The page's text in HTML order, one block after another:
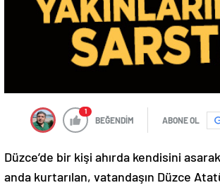
1
BEĞENDİM ABONE OL
Düzce’de bir kişi ahırda kendisini
anda kurtarılan, vatandaşın Düzce